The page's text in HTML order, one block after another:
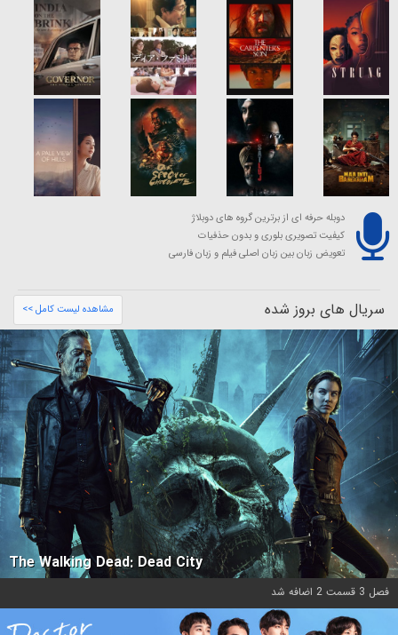
دوبله حرفه ای از برترین گروه های دوبلاژ
کیفیت تصویری بلوری و بدون حذفیات
تعویض زبان بین زبان اصلی فیلم و زبان فارسی
سریال های بروز شده مشاهده لیست کامل >>
The Walking Dead: Dead City
فصل 3 قسمت 2 اضافه شد